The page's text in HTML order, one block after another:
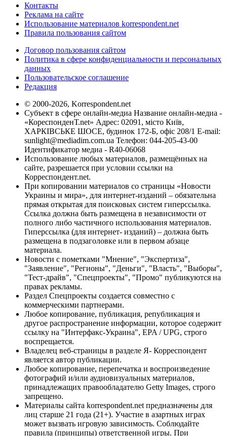
Контакты
Реклама на сайте
Использование материалов korrespondent.net
Правила пользования сайтом
Договор пользования сайтом
Политика в сфере конфиденциальности и персональных
данных
Пользовательское соглашение
Редакция
© 2000-2026, Korrespondent.net
Субъект в сфере онлайн-медиа Название онлайн-медиа -
«КореспонденТ.net» Адрес: 02091, місто Київ,
ХАРКІВСЬКЕ ШОСЕ, будинок 172-Б, офіс 208/1 E-mail:
sunlight@mediadim.com.ua Телефон: 044-205-43-00
Идентификатор медиа - R40-06068
Использование любых материалов, размещённых на
сайте, разрешается при условии ссылки на
Корреспондент.net.
При копировании материалов со страницы «Новости
Украины и мира», для интернет-изданий – обязательна
прямая открытая для поисковых систем гиперссылка.
Ссылка должна быть размещена в независимости от
полного либо частичного использования материалов.
Гиперссылка (для интернет- изданий) – должна быть
размещена в подзаголовке или в первом абзаце
материала.
Новости с пометками "Мнение", "Экспертиза",
"Заявление", "Регионы", "Деньги", "Власть", "Выборы",
"Тест-драйв", "Спецпроекты", "Промо" публикуются на
правах рекламы.
Раздел Спецпроекты создается совместно с
коммерческими партнерами.
Любое копирование, публикация, републикация и
другое распространение информации, которое содержит
ссылку на "Интерфакс-Украина", EPA / UPG, строго
воспрещается.
Владелец веб-страницы в разделе Я- Корреспондент
является автор публикации.
Любое копирование, перепечатка и воспроизведение
фотографий и/или аудиовизуальных материалов,
принадлежащих правообладателю Getty Images, строго
запрещено.
Материалы сайта korrespondent.net предназначены для
лиц старше 21 года (21+). Участие в азартных играх
может вызвать игровую зависимость. Соблюдайте
правила (принципы) ответственной игры. При